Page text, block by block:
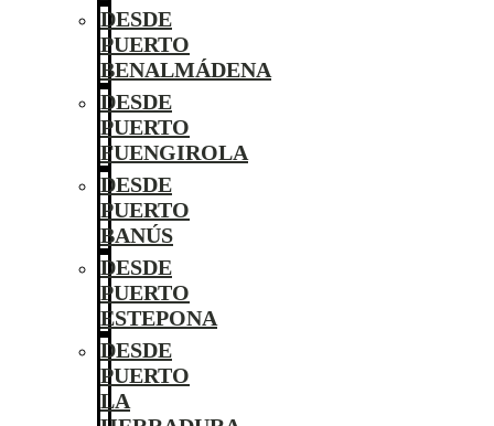
DESDE
PUERTO
BENALMÁDENA
DESDE
PUERTO
FUENGIROLA
DESDE
PUERTO
BANÚS
DESDE
PUERTO
ESTEPONA
DESDE
PUERTO
LA